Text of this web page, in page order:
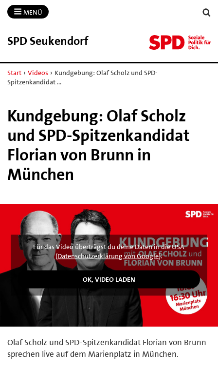
MENÜ
SPD Seukendorf
Start › Videos › Kundgebung: Olaf Scholz und SPD-
Spitzenkandidat …
Kundgebung: Olaf Scholz
und SPD-Spitzenkandidat
Florian von Brunn in
München
Für das Video überträgst du deine Daten in die USA
(Datenschutzerklärung von Google).
Olaf Scholz und SPD-Spitzenkandidat Florian von Brunn
sprechen live auf dem Marienplatz in München.